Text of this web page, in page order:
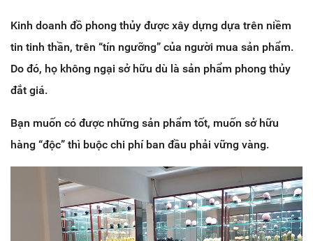
Kinh doanh đồ phong thủy được xây dựng dựa trên niềm
tin tinh thần, trên “tín ngưỡng” của người mua sản phẩm.
Do đó, họ không ngại sở hữu dù là sản phẩm phong thủy
đắt giá.
Bạn muốn có được những sản phẩm tốt, muốn sở hữu
hàng “độc” thì buộc chi phí ban đầu phải vững vàng.